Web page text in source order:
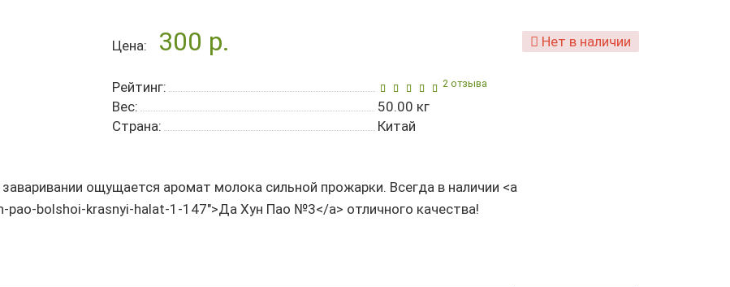
Цена: 300 р. Нет в наличии
Рейтинг: 2 отзыва
Вес: 50.00 кг
Страна:
Китай
ощущается аромат молока сильной прожарки. Всегда в наличии <a
bolshoi-krasnyi-halat-1-147">Да Хун Пао №3</a> отличного качества!